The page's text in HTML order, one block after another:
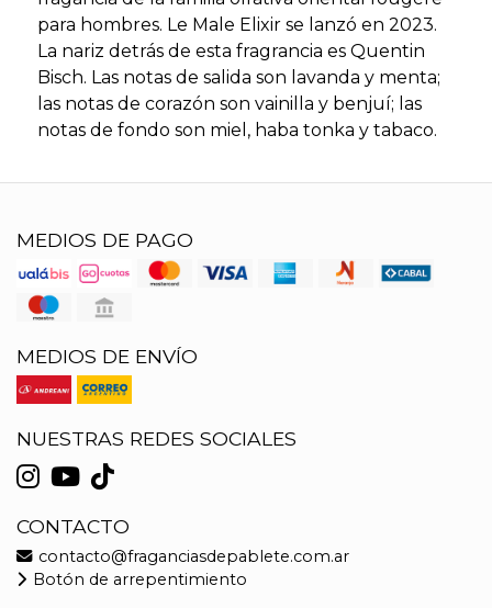
para hombres. Le Male Elixir se lanzó en 2023.
La nariz detrás de esta fragrancia es Quentin
Bisch. Las notas de salida son lavanda y menta;
las notas de corazón son vainilla y benjuí; las
notas de fondo son miel, haba tonka y tabaco.
MEDIOS DE PAGO
MEDIOS DE ENVÍO
NUESTRAS REDES SOCIALES
CONTACTO
contacto@fraganciasdepablete.com.ar
Botón de arrepentimiento